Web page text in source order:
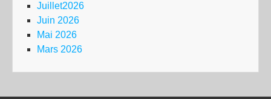
Juillet2026
Juin 2026
Mai 2026
Mars 2026